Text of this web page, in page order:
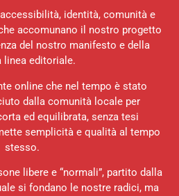
identità, comunità e
accomunano il nostro progetto
del nostro manifesto e della
linea editoriale.
online che nel tempo è stato
dalla comunità locale per
ed equilibrata, senza tesi
semplicità e qualità al tempo
stesso.
libere e “normali”, partito dalla
si fondano le nostre radici, ma